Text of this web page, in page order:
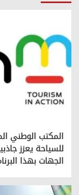
المكتب الوطني
للسياحة يعزز
الجهات بهذا